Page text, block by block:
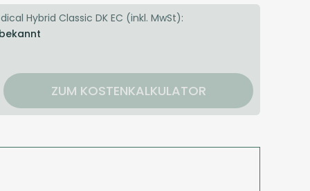
Hybrid Classic DK EC (inkl. MwSt):
ZUM KOSTENKALKULATOR